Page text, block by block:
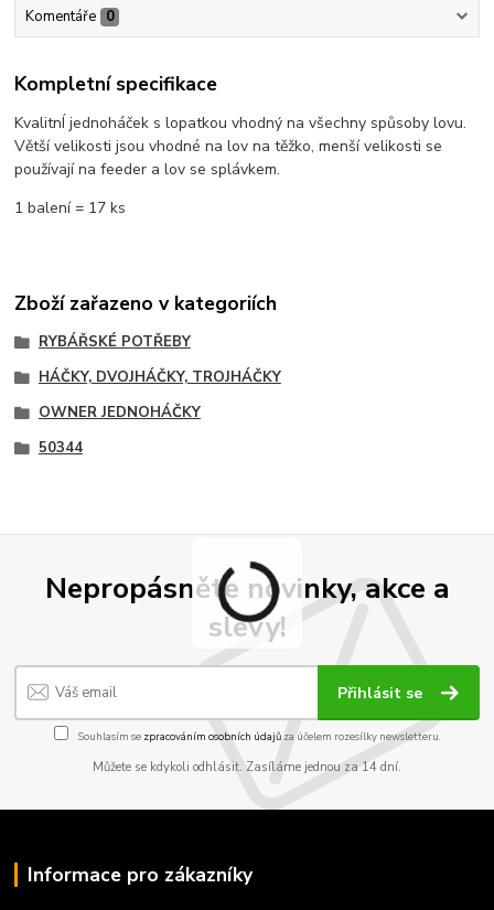
Komentáře 0
Kompletní specifikace
KvalitnÍ jednoháček s lopatkou vhodný na všechny spůsoby lovu.
Větší velikosti jsou vhodné na lov na těžko, menší velikosti se
používají na feeder a lov se splávkem.
1 balení = 17 ks
Zboží zařazeno v kategoriích
RYBÁŘSKÉ POTŘEBY
HÁČKY, DVOJHÁČKY, TROJHÁČKY
OWNER JEDNOHÁČKY
50344
Nepropásněte novinky, akce a
slevy!
Přihlásit se
Souhlasím se zpracováním osobních údajůza účelem rozesílky newsletteru.
Můžete se kdykoli odhlásit. Zasíláme jednou za 14 dní.
Informace pro zákazníky